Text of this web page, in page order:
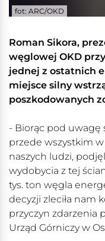
fot: ARC/OKD
Roman Sikora,
węglowej OKD
jednej z ostatnich
miejsce silny
poszkodowanych
- Biorąc pod uwagę
przede wszystkim
naszych ludzi,
wydobycia z tej
tys. ton węgla
decyzji zleciła nam
przyczyn zdarzenia
Urząd Górniczy w